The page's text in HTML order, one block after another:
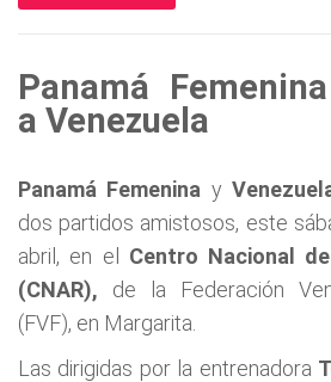
Panamá
a Venezuela
Panamá Femenina y
dos partidos amistosos, este
abril, en el Centro Nacional
(CNAR), de la Federación
(FVF), en Margarita.
Las dirigidas por la entrenadora